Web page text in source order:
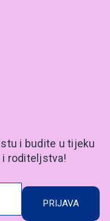
i budite u tijeku
roditeljstva!
PRIJAVA